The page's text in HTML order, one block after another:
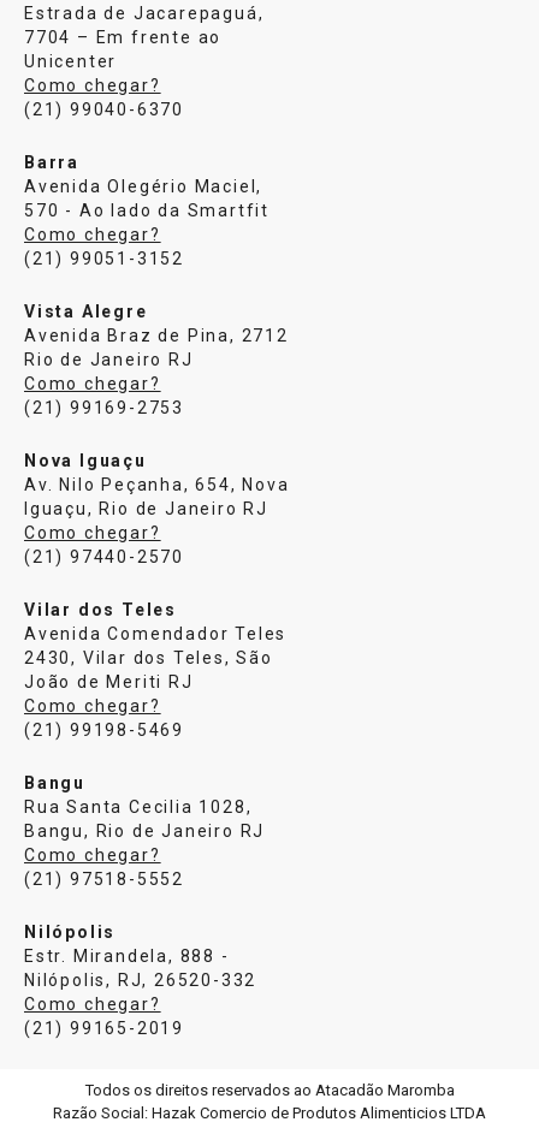
Estrada de Jacarepaguá,
7704 – Em frente ao
Unicenter
Como chegar?
(21) 99040-6370
Barra
Avenida Olegério Maciel,
570 - Ao lado da Smartfit
Como chegar?
(21) 99051-3152
Vista Alegre
Avenida Braz de Pina, 2712
Rio de Janeiro RJ
Como chegar?
(21) 99169-2753
Nova Iguaçu
Av. Nilo Peçanha, 654, Nova
Iguaçu, Rio de Janeiro RJ
Como chegar?
(21) 97440-2570
Vilar dos Teles
Avenida Comendador Teles
2430, Vilar dos Teles, São
João de Meriti RJ
Como chegar?
(21) 99198-5469
Bangu
Rua Santa Cecilia 1028,
Bangu, Rio de Janeiro RJ
Como chegar?
(21) 97518-5552
Nilópolis
Estr. Mirandela, 888 -
Nilópolis, RJ, 26520-332
Como chegar?
(21) 99165-2019
Todos os direitos reservados ao Atacadão Maromba
Razão Social: Hazak Comercio de Produtos Alimenticios LTDA